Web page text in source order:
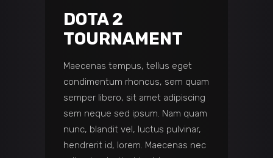
DOTA 2
TOURNAMENT
Maecenas tempus, tellus eget
condimentum rhoncus, sem quam
semper libero, sit amet adipiscing
sem neque sed ipsum. Nam quam
nunc, blandit vel, luctus pulvinar,
hendrerit id, lorem. Maecenas nec